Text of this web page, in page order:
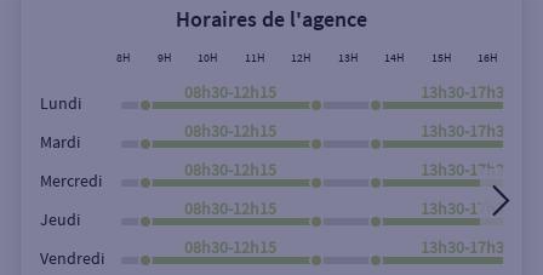
ou
Ville / Code postal
Rue
Horaires de l'agence
8H 9H 10H 11H 12H 13H 14H 15H 16H
Lundi
08h30-12h15 13h30-17h30
Mardi
08h30-12h15 13h30-17h30
Mercredi
08h30-12h15 13h30-17h30
Jeudi
08h30-12h15 13h30-17h30
Vendredi
08h30-12h15 13h30-17h30